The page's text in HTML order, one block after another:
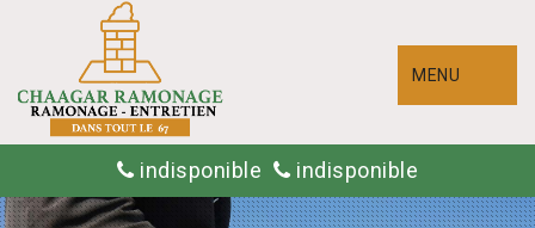
MENU
indisponible indisponible